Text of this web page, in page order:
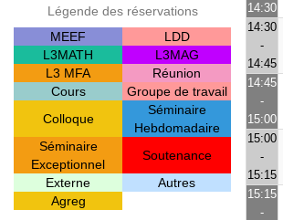
Légende des réservations
MEEF
LDD
L3MATH
L3MAG
L3 MFA
Réunion
Cours
Groupe de travail
Colloque
Séminaire
Hebdomadaire
Séminaire
Exceptionnel
Soutenance
Externe
Autres
Agreg
14:30
14:30
-
14:45
14:45
-
15:00
15:00
-
15:15
15:15
-